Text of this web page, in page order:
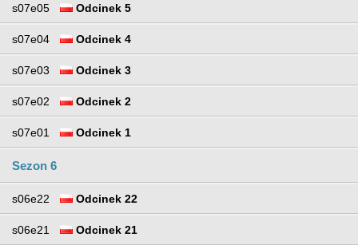
s07e05 Odcinek 5
s07e04 Odcinek 4
s07e03 Odcinek 3
s07e02 Odcinek 2
s07e01 Odcinek 1
Sezon 6
s06e22 Odcinek 22
s06e21 Odcinek 21